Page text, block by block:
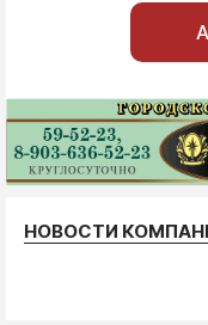
НОВОСТИ